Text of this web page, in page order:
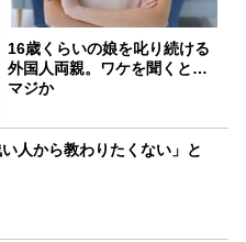
16歳くらいの娘を叱り続ける
外国人両親。ワケを聞くと…
マジか
人から教わりたくない」と